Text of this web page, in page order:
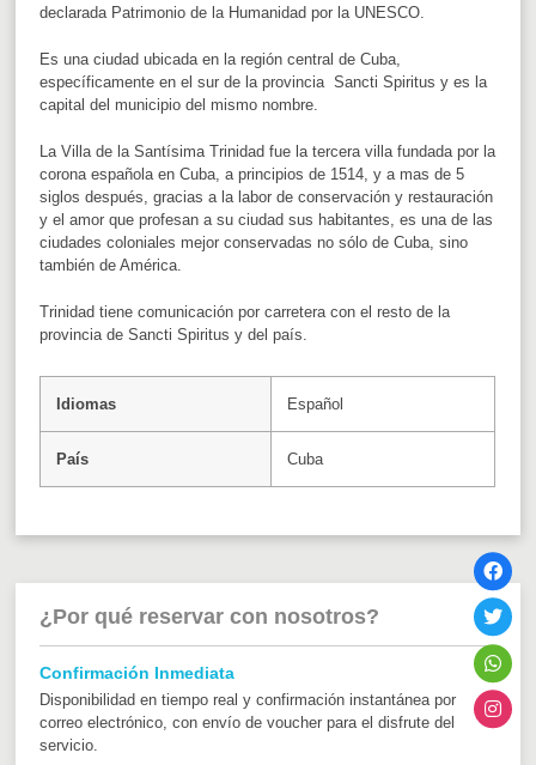
declarada Patrimonio de la Humanidad por la UNESCO.
Es una ciudad ubicada en la región central de Cuba,
específicamente en el sur de la provincia Sancti Spiritus y es la
capital del municipio del mismo nombre.
La Villa de la Santísima Trinidad fue la tercera villa fundada por la
corona española en Cuba, a principios de 1514, y a mas de 5
siglos después, gracias a la labor de conservación y restauración
y el amor que profesan a su ciudad sus habitantes, es una de las
ciudades coloniales mejor conservadas no sólo de Cuba, sino
también de América.
Trinidad tiene comunicación por carretera con el resto de la
provincia de Sancti Spiritus y del país.
Idiomas Español
País Cuba
¿Por qué reservar con nosotros?
Confirmación Inmediata
Disponibilidad en tiempo real y confirmación instantánea por
correo electrónico, con envío de voucher para el disfrute del
servicio.